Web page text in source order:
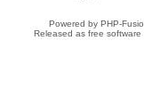
Powered by PHP-
Released as free